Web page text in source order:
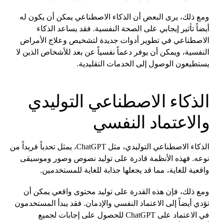
ومع ذلك، يرى البعض أن الذكاء الاصطناعي يمكن أن يكون له
أيضاً تأثير إيجابي على الصحة النفسية. فقد يساعد الذكاء
الاصطناعي في تطوير أدوات جديدة لتشخيص وعلاج الأمراض
النفسية، ويمكن أن يوفر دعماً نفسياً عن بعد للأشخاص الذين لا
يستطيعون الوصول إلى الخدمات التقليدية.
الذكاء الاصطناعي التوليدي
والاعتماد النفسي
الذكاء الاصطناعي التوليدي، مثل ChatGPT، يمثل تحدياً فريداً من
نوعه. فهذه الأنظمة قادرة على توليد نصوص وصور وموسيقى
واقعية للغاية، مما قد يجعلها جذابة للغاية للمستخدمين.
ومع ذلك، فإن هذه القدرة على توليد محتوى واقعي يمكن أن
تؤدي أيضاً إلى الاعتماد النفسي والإدمان. فقد يبدأ المستخدمون
في الاعتماد على ChatGPT للحصول على إجابات لجميع